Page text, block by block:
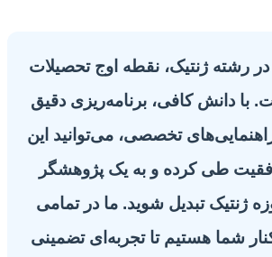
در رشته ژنتیک، نقطه اوج تحصیلات
با دانش کافی، برنامه‌ریزی دقیق
تخصصی، می‌توانید این
طی کرده و به یک پژوهشگر
ژنتیک تبدیل شوید. ما در تمامی
شما هستیم تا تجربه‌ای تضمینی